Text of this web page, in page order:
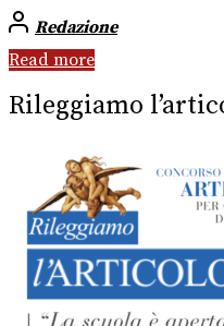
Redazione
Read more
Rileggiamo